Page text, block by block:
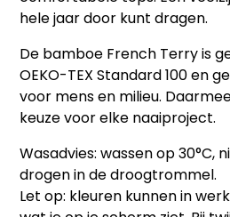
hele jaar door kunt dragen.
De bamboe French Terry is
OEKO-TEX Standard 100 en
voor mens en milieu.
keuze voor elke naaiproject.
Wasadvies: wassen op 30°C,
drogen in de droogtrommel.
Let op: kleuren kunnen in